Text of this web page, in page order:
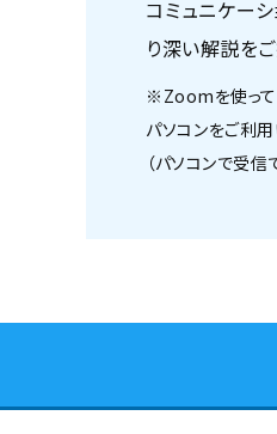
コミュニケー
り深い解説を
※Zoomを使って
パソコンをご利
（パソコンで受